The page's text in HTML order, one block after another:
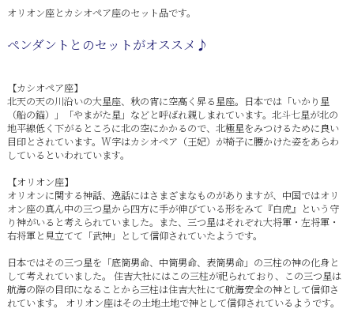
オリオン座とカシオペア座のセット品です。
ペンダントとのセットがオススメ♪
【カシオペア座】
北天の天の川沿いの大星座、秋の宵に空高く昇る星座。日本では「いかり星
（船の錨）」「やまがた星」などと呼ばれ親しまれています。北斗七星が北の
地平線低く下がるところに北の空にかかるので、北極星をみつけるために良い
目印とされています。W字はカシオペア（王妃）が椅子に腰かけた姿をあらわ
しているといわれています。
【オリオン座】
オリオンに関する神話、逸話にはさまざまなものがありますが、中国ではオリ
オン座の真ん中の三つ星から四方に手が伸びている形をみて『白虎』という守
り神がいると考えられていました。また、三つ星はそれぞれ大将軍・左将軍・
右将軍と見立てて「武神」として信仰されていたようです。
日本ではその三つ星を「底筒男命、中筒男命、表筒男命」の三柱の神の化身と
して考えれていました。 住吉大社にはこの三柱が祀られており、この三つ星は
航海の際の目印になることから三柱は住吉大社にて航海安全の神として信仰さ
れています。 オリオン座はその土地土地で神として信仰されているようです。